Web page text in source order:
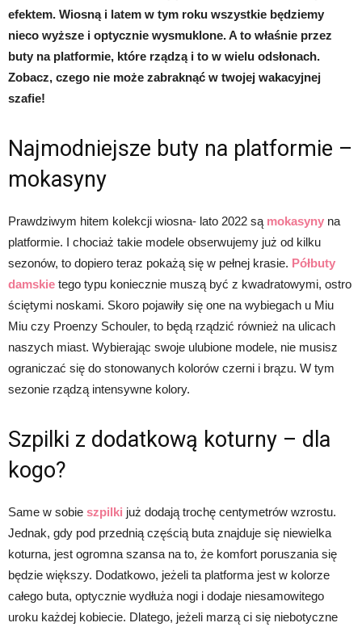
efektem. Wiosną i latem w tym roku wszystkie będziemy
nieco wyższe i optycznie wysmuklone. A to właśnie przez
buty na platformie, które rządzą i to w wielu odsłonach.
Zobacz, czego nie może zabraknąć w twojej wakacyjnej
szafie!
Najmodniejsze buty na platformie –
mokasyny
Prawdziwym hitem kolekcji wiosna- lato 2022 są mokasyny na
platformie. I chociaż takie modele obserwujemy już od kilku
sezonów, to dopiero teraz pokażą się w pełnej krasie. Półbuty
damskie tego typu koniecznie muszą być z kwadratowymi, ostro
ściętymi noskami. Skoro pojawiły się one na wybiegach u Miu
Miu czy Proenzy Schouler, to będą rządzić również na ulicach
naszych miast. Wybierając swoje ulubione modele, nie musisz
ograniczać się do stonowanych kolorów czerni i brązu. W tym
sezonie rządzą intensywne kolory.
Szpilki z dodatkową koturny – dla
kogo?
Same w sobie szpilki już dodają trochę centymetrów wzrostu.
Jednak, gdy pod przednią częścią buta znajduje się niewielka
koturna, jest ogromna szansa na to, że komfort poruszania się
będzie większy. Dodatkowo, jeżeli ta platforma jest w kolorze
całego buta, optycznie wydłuża nogi i dodaje niesamowitego
uroku każdej kobiecie. Dlatego, jeżeli marzą ci się niebotyczne